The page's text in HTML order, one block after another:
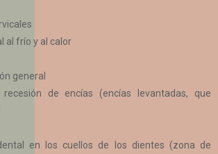
al frío y al calor
general
de encías (encías levantadas, que
en los cuellos de los dientes (zona de